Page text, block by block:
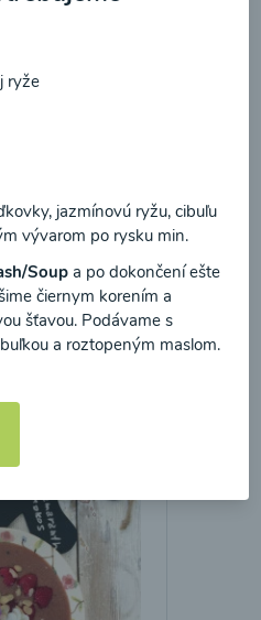
ďalšie
ryže
jazmínovú ryžu, cibuľu
vývarom po rysku min.
Soup a po dokončení ešte
čiernym korením a
šťavou. Podávame s
a roztopeným maslom.